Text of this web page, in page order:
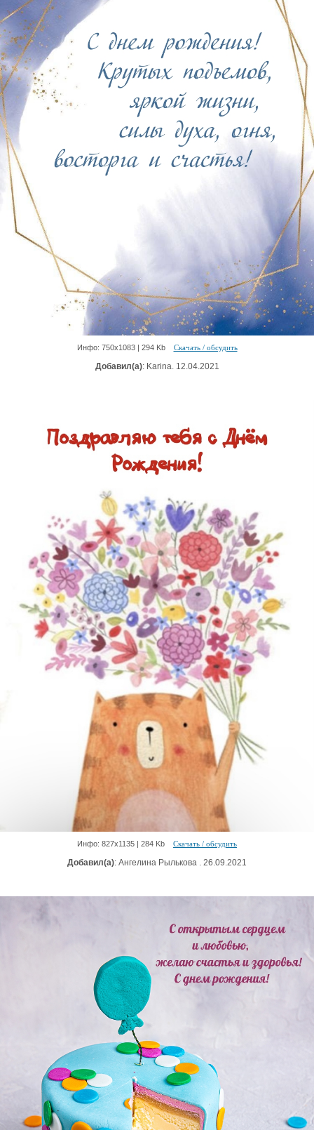
Инфо: 750х1083 | 294 Kb Скачать / обсудить
Добавил(а): Karina. 12.04.2021
Инфо: 827х1135 | 284 Kb Скачать / обсудить
Добавил(а): Ангелина Рылькова . 26.09.2021